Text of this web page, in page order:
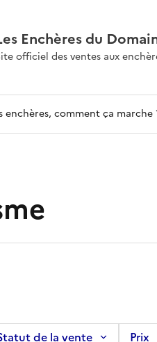
Enchères du
officiel des ventes aux
enchères, comment ça marche
de la vente Prix